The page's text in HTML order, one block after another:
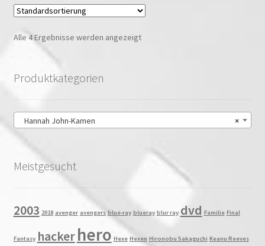
Alle 4 Ergebnisse werden angezeigt
Produktkategorien
×
Hannah John-Kamen
Meistgesucht
2003 2018 avenger avengers blue-ray blueray blur ray dvd Familie Final
Fantasy hackerhero Hexe Hexen Hironobu Sakaguchi Keanu Reeves